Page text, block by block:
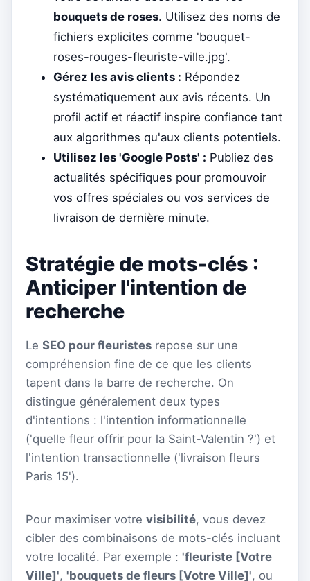
bouquets de roses. Utilisez des noms de
fichiers explicites comme 'bouquet-
roses-rouges-fleuriste-ville.jpg'.
Gérez les avis clients : Répondez
systématiquement aux avis récents. Un
profil actif et réactif inspire confiance tant
aux algorithmes qu'aux clients potentiels.
Utilisez les 'Google Posts' : Publiez des
actualités spécifiques pour promouvoir
vos offres spéciales ou vos services de
livraison de dernière minute.
Stratégie de mots-clés :
Anticiper l'intention de
recherche
Le SEO pour fleuristes repose sur une
compréhension fine de ce que les clients
tapent dans la barre de recherche. On
distingue généralement deux types
d'intentions : l'intention informationnelle
('quelle fleur offrir pour la Saint-Valentin ?') et
l'intention transactionnelle ('livraison fleurs
Paris 15').
Pour maximiser votre visibilité, vous devez
cibler des combinaisons de mots-clés incluant
votre localité. Par exemple : 'fleuriste [Votre
Ville]', 'bouquets de fleurs [Votre Ville]', ou